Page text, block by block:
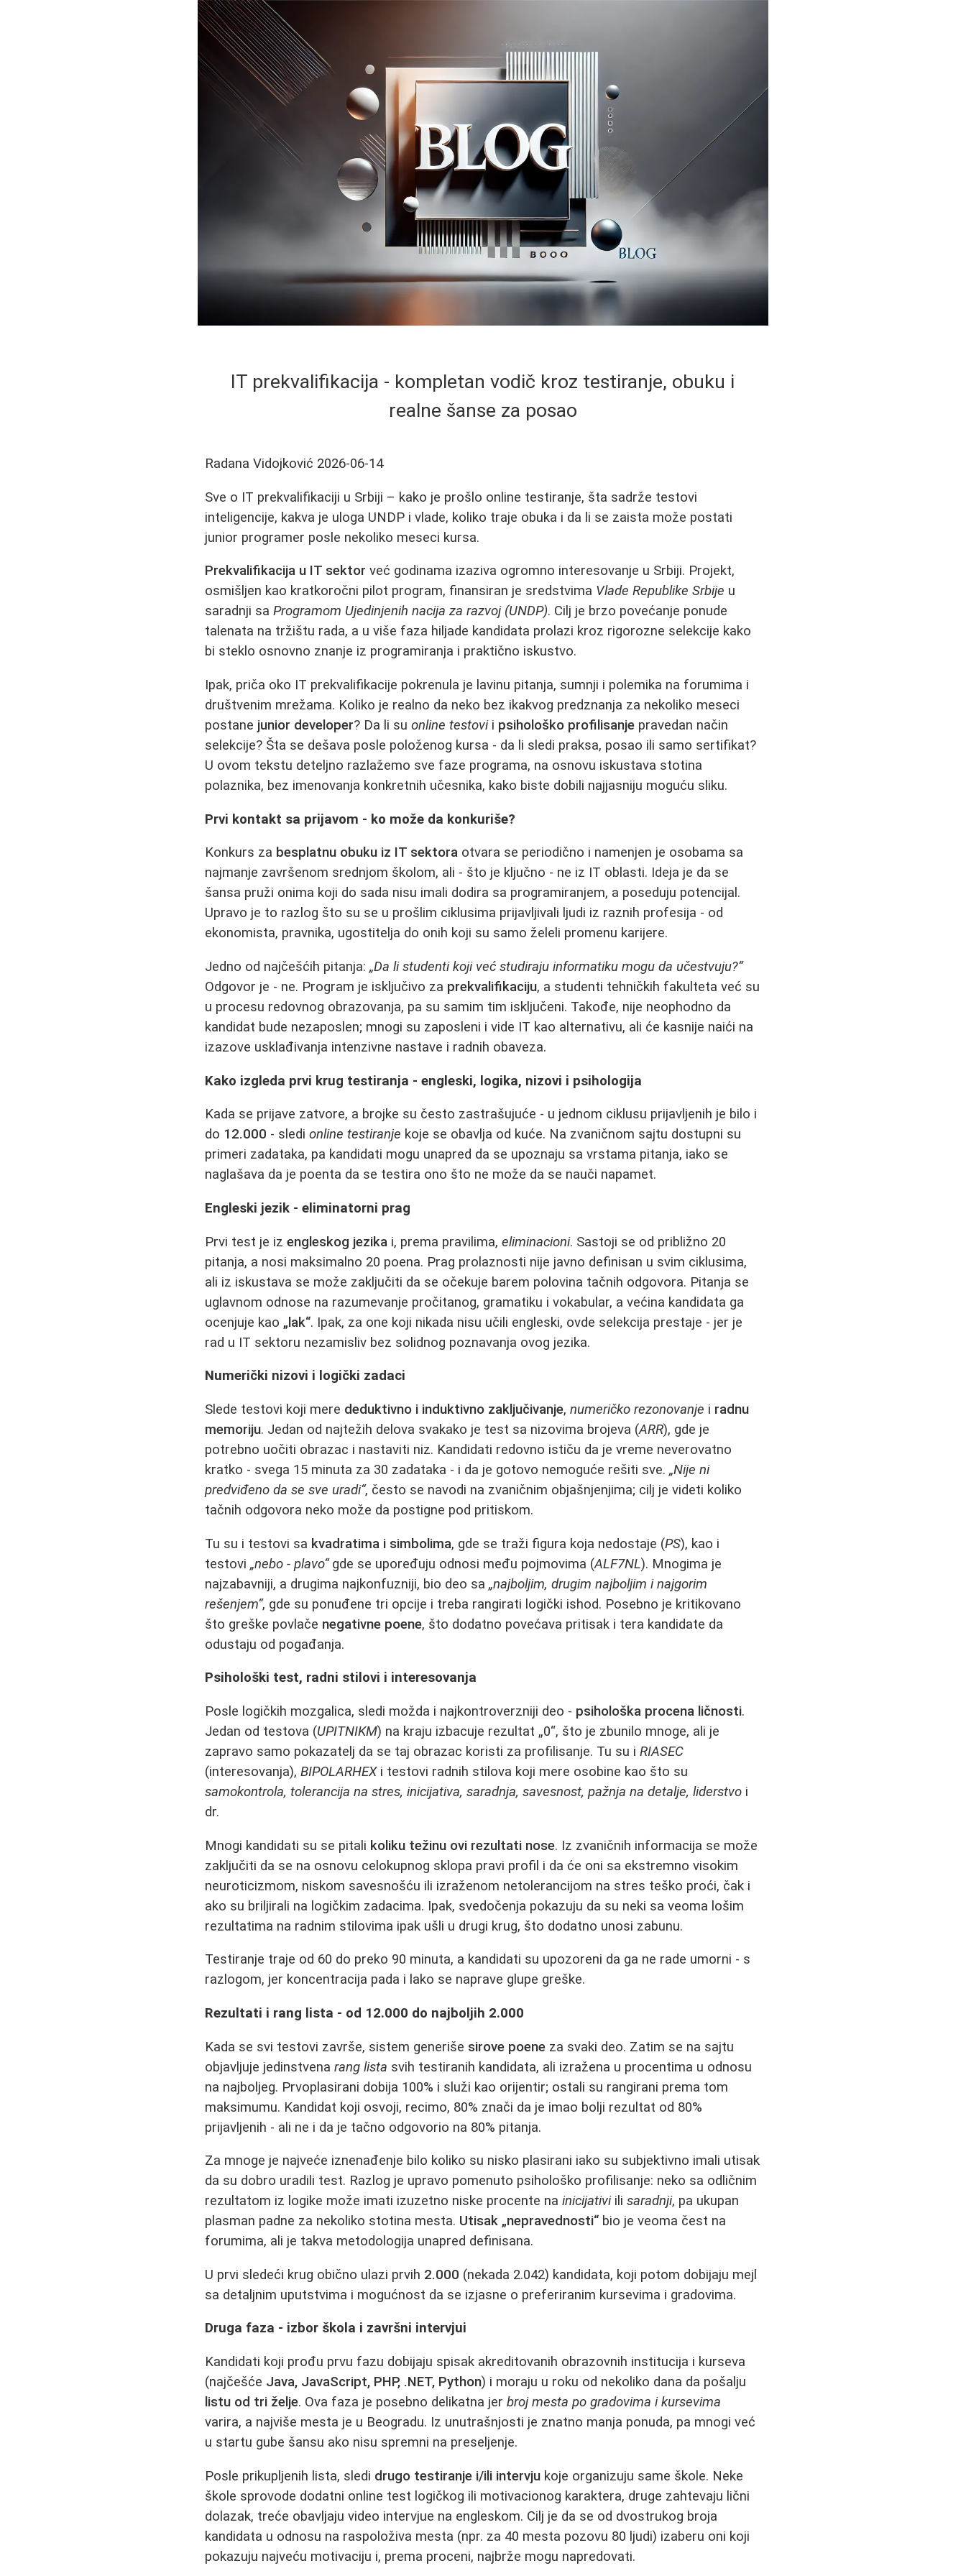
IT prekvalifikacija - kompletan vodič kroz testiranje, obuku i
realne šanse za posao
Radana Vidojković 2026-06-14
Sve o IT prekvalifikaciji u Srbiji – kako je prošlo online testiranje, šta sadrže testovi
inteligencije, kakva je uloga UNDP i vlade, koliko traje obuka i da li se zaista može postati
junior programer posle nekoliko meseci kursa.
Prekvalifikacija u IT sektor već godinama izaziva ogromno interesovanje u Srbiji. Projekt,
osmišljen kao kratkoročni pilot program, finansiran je sredstvima Vlade Republike Srbije u
saradnji saProgramom Ujedinjenih nacija za razvoj (UNDP). Cilj je brzo povećanje ponude
talenata na tržištu rada, a u više faza hiljade kandidata prolazi kroz rigorozne selekcije kako
bi steklo osnovno znanje iz programiranja i praktično iskustvo.
Ipak, priča oko IT prekvalifikacije pokrenula je lavinu pitanja, sumnji i polemika na forumima i
društvenim mrežama. Koliko je realno da neko bez ikakvog predznanja za nekoliko meseci
postane junior developer? Da li suonline testovii psihološko profilisanje pravedan način
selekcije? Šta se dešava posle položenog kursa - da li sledi praksa, posao ili samo sertifikat?
U ovom tekstu deteljno razlažemo sve faze programa, na osnovu iskustava stotina
polaznika, bez imenovanja konkretnih učesnika, kako biste dobili najjasniju moguću sliku.
Prvi kontakt sa prijavom - ko može da konkuriše?
Konkurs za besplatnu obuku iz IT sektora otvara se periodično i namenjen je osobama sa
najmanje završenom srednjom školom, ali - što je ključno - ne iz IT oblasti. Ideja je da se
šansa pruži onima koji do sada nisu imali dodira sa programiranjem, a poseduju potencijal.
Upravo je to razlog što su se u prošlim ciklusima prijavljivali ljudi iz raznih profesija - od
ekonomista, pravnika, ugostitelja do onih koji su samo želeli promenu karijere.
Jedno od najčešćih pitanja:„Da li studenti koji već studiraju informatiku mogu da učestvuju?“
Odgovor je - ne. Program je isključivo za prekvalifikaciju, a studenti tehničkih fakulteta već su
u procesu redovnog obrazovanja, pa su samim tim isključeni. Takođe, nije neophodno da
kandidat bude nezaposlen; mnogi su zaposleni i vide IT kao alternativu, ali će kasnije naići na
izazove usklađivanja intenzivne nastave i radnih obaveza.
Kako izgleda prvi krug testiranja - engleski, logika, nizovi i psihologija
Kada se prijave zatvore, a brojke su često zastrašujuće - u jednom ciklusu prijavljenih je bilo i
do 12.000 - sledionline testiranje koje se obavlja od kuće. Na zvaničnom sajtu dostupni su
primeri zadataka, pa kandidati mogu unapred da se upoznaju sa vrstama pitanja, iako se
naglašava da je poenta da se testira ono što ne može da se nauči napamet.
Engleski jezik - eliminatorni prag
Prvi test je izengleskog jezika i, prema pravilima,eliminacioni. Sastoji se od približno 20
pitanja, a nosi maksimalno 20 poena. Prag prolaznosti nije javno definisan u svim ciklusima,
ali iz iskustava se može zaključiti da se očekuje barem polovina tačnih odgovora. Pitanja se
uglavnom odnose na razumevanje pročitanog, gramatiku i vokabular, a većina kandidata ga
ocenjuje kao „lak“. Ipak, za one koji nikada nisu učili engleski, ovde selekcija prestaje - jer je
rad u IT sektoru nezamisliv bez solidnog poznavanja ovog jezika.
Numerički nizovi i logički zadaci
Slede testovi koji mere deduktivno i induktivno zaključivanje,numeričko rezonovanje i radnu
memoriju. Jedan od najtežih delova svakako je test sa nizovima brojeva (ARR), gde je
potrebno uočiti obrazac i nastaviti niz. Kandidati redovno ističu da je vreme neverovatno
kratko - svega 15 minuta za 30 zadataka - i da je gotovo nemoguće rešiti sve.„Nije ni
predviđeno da se sve uradi“, često se navodi na zvaničnim objašnjenjima; cilj je videti koliko
tačnih odgovora neko može da postigne pod pritiskom.
Tu su i testovi sa kvadratima i simbolima, gde se traži figura koja nedostaje (PS), kao i
testovi„nebo - plavo“gde se upoređuju odnosi među pojmovima (ALF7NL). Mnogima je
najzabavniji, a drugima najkonfuzniji, bio deo sa„najboljim, drugim najboljim i najgorim
rešenjem“, gde su ponuđene tri opcije i treba rangirati logički ishod. Posebno je kritikovano
što greške povlače negativne poene, što dodatno povećava pritisak i tera kandidate da
odustaju od pogađanja.
Psihološki test, radni stilovi i interesovanja
Posle logičkih mozgalica, sledi možda i najkontroverzniji deo - psihološka procena ličnosti.
Jedan od testova (UPITNIKM) na kraju izbacuje rezultat „0“, što je zbunilo mnoge, ali je
zapravo samo pokazatelj da se taj obrazac koristi za profilisanje. Tu su iRIASEC
(interesovanja),BIPOLARHEXi testovi radnih stilova koji mere osobine kao što su
samokontrola, tolerancija na stres, inicijativa, saradnja, savesnost, pažnja na detalje, liderstvo i
dr.
Mnogi kandidati su se pitali koliku težinu ovi rezultati nose. Iz zvaničnih informacija se može
zaključiti da se na osnovu celokupnog sklopa pravi profil i da će oni sa ekstremno visokim
neuroticizmom, niskom savesnošću ili izraženom netolerancijom na stres teško proći, čak i
ako su briljirali na logičkim zadacima. Ipak, svedočenja pokazuju da su neki sa veoma lošim
rezultatima na radnim stilovima ipak ušli u drugi krug, što dodatno unosi zabunu.
Testiranje traje od 60 do preko 90 minuta, a kandidati su upozoreni da ga ne rade umorni - s
razlogom, jer koncentracija pada i lako se naprave glupe greške.
Rezultati i rang lista - od 12.000 do najboljih 2.000
Kada se svi testovi završe, sistem generiše sirove poene za svaki deo. Zatim se na sajtu
objavljuje jedinstvenarang lista svih testiranih kandidata, ali izražena u procentima u odnosu
na najboljeg. Prvoplasirani dobija 100% i služi kao orijentir; ostali su rangirani prema tom
maksimumu. Kandidat koji osvoji, recimo, 80% znači da je imao bolji rezultat od 80%
prijavljenih - ali ne i da je tačno odgovorio na 80% pitanja.
Za mnoge je najveće iznenađenje bilo koliko su nisko plasirani iako su subjektivno imali utisak
da su dobro uradili test. Razlog je upravo pomenuto psihološko profilisanje: neko sa odličnim
rezultatom iz logike može imati izuzetno niske procente nainicijativiilisaradnji, pa ukupan
plasman padne za nekoliko stotina mesta. Utisak „nepravednosti“ bio je veoma čest na
forumima, ali je takva metodologija unapred definisana.
U prvi sledeći krug obično ulazi prvih 2.000 (nekada 2.042) kandidata, koji potom dobijaju mejl
sa detaljnim uputstvima i mogućnost da se izjasne o preferiranim kursevima i gradovima.
Druga faza - izbor škola i završni intervjui
Kandidati koji prođu prvu fazu dobijaju spisak akreditovanih obrazovnih institucija i kurseva
(najčešće Java, JavaScript, PHP, .NET, Python) i moraju u roku od nekoliko dana da pošalju
listu od tri želje. Ova faza je posebno delikatna jerbroj mesta po gradovima i kursevima
varira, a najviše mesta je u Beogradu. Iz unutrašnjosti je znatno manja ponuda, pa mnogi već
u startu gube šansu ako nisu spremni na preseljenje.
Posle prikupljenih lista, sledi drugo testiranje i/ili intervju koje organizuju same škole. Neke
škole sprovode dodatni online test logičkog ili motivacionog karaktera, druge zahtevaju lični
dolazak, treće obavljaju video intervjue na engleskom. Cilj je da se od dvostrukog broja
kandidata u odnosu na raspoloživa mesta (npr. za 40 mesta pozovu 80 ljudi) izaberu oni koji
pokazuju najveću motivaciju i, prema proceni, najbrže mogu napredovati.